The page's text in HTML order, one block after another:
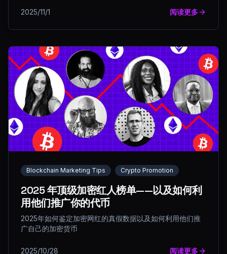
2025/11/1 阅读更多
Blockchain Marketing Tips Crypto Promotion
2025 年顶级加密红人榜单——以及如何利
用他们推广你的代币
2025年如何鉴定加密网红的真假数据以及如何利用他们推
广自己的加密货币
2025/10/28 阅读更多